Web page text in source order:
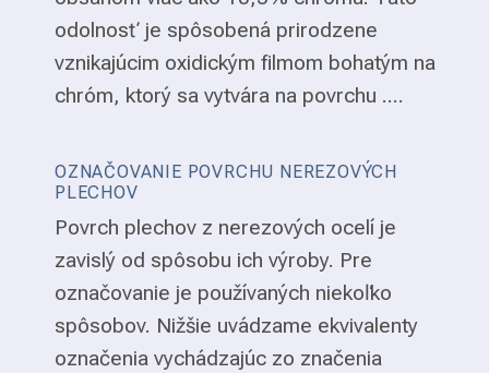
odolnosť je spôsobená prirodzene
vznikajúcim oxidickým filmom bohatým na
chróm, ktorý sa vytvára na povrchu ....
OZNAČOVANIE POVRCHU NEREZOVÝCH
PLECHOV
Povrch plechov z nerezových ocelí je
zavislý od spôsobu ich výroby. Pre
označovanie je používaných niekoľko
spôsobov. Nižšie uvádzame ekvivalenty
označenia vychádzajúc zo značenia